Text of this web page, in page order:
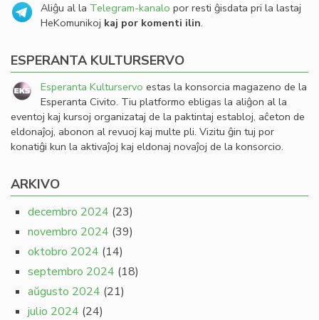
Aliĝu al la Telegram-kanalo por resti ĝisdata pri la lastaj
HeKomunikoj kaj por komenti ilin.
ESPERANTA KULTURSERVO
Esperanta Kulturservo estas la konsorcia magazeno de la
Esperanta Civito. Tiu platformo ebligas la aliĝon al la
eventoj kaj kursoj organizataj de la paktintaj establoj, aĉeton de
eldonaĵoj, abonon al revuoj kaj multe pli. Vizitu ĝin tuj por
konatiĝi kun la aktivaĵoj kaj eldonaj novaĵoj de la konsorcio.
ARKIVO
decembro 2024 (23)
novembro 2024 (39)
oktobro 2024 (14)
septembro 2024 (18)
aŭgusto 2024 (21)
julio 2024 (24)